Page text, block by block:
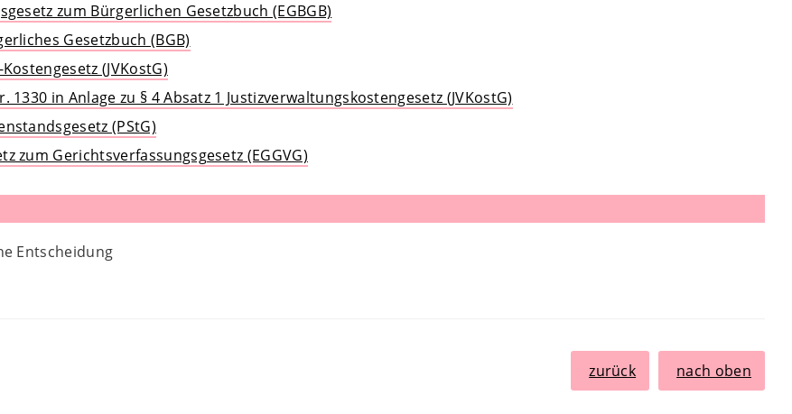
zum Bürgerlichen Gesetzbuch (EGBGB)
Gesetzbuch (BGB)
(JVKostG)
1330 in Anlage zu § 4 Absatz 1 Justizverwaltungskostengesetz (JVKostG)
(PStG)
zum Gerichtsverfassungsgesetz (EGGVG)
Entscheidung
zurück nach oben